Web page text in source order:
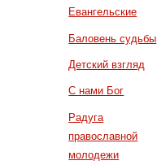
Евангельские
Баловень судьбы
Детский взгляд
С нами Бог
Радуга
православной
молодежи